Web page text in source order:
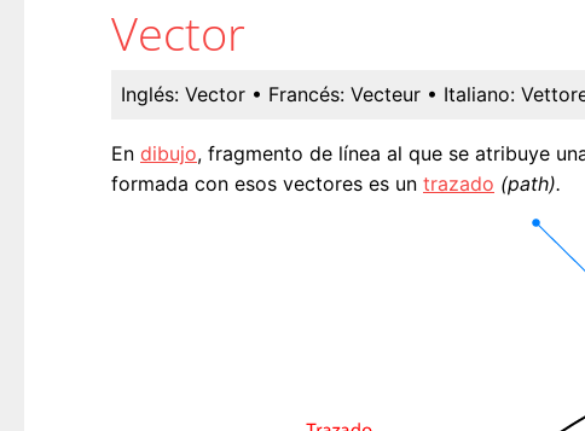
Vector
Inglés: Vector • Francés: Vecteur • Italiano:
En dibujo, fragmento de línea al que se atribuye
formada con esos vectores es un trazado (path).